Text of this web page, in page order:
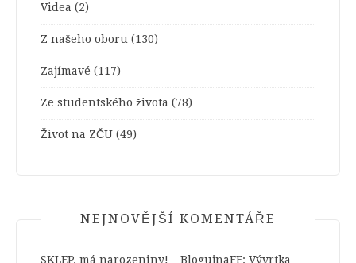
Videa (2)
Z našeho oboru (130)
Zajímavé (117)
Ze studentského života (78)
Život na ZČU (49)
NEJNOVĚJŠÍ KOMENTÁŘE
SKLEP. má narozeniny! – BlogujnaFF: Vývrtka